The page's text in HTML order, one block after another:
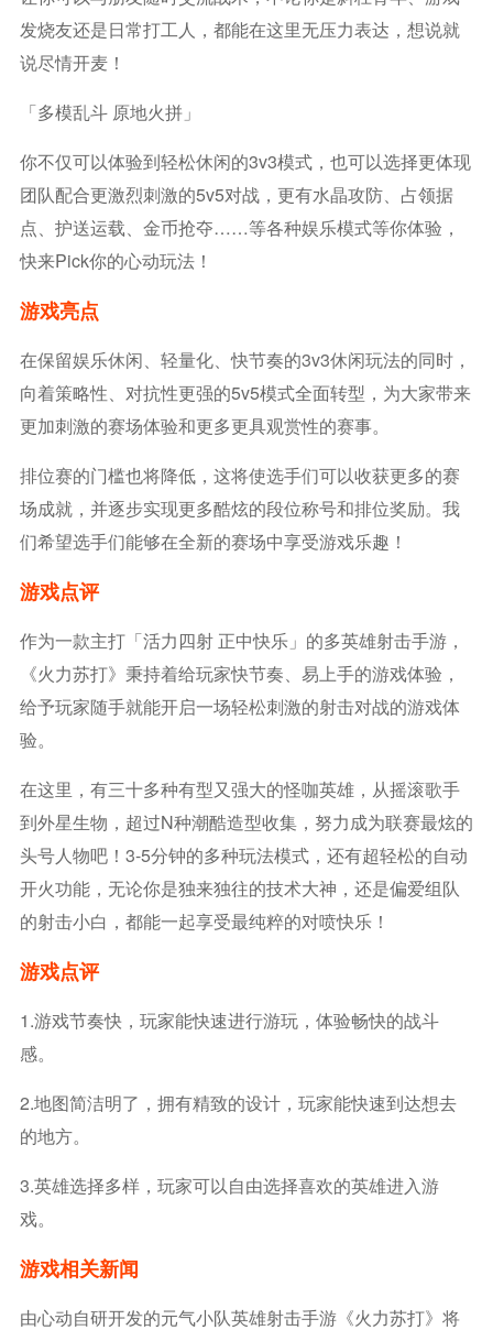
发烧友还是日常打工人，都能在这里无压力表达，想说就
说尽情开麦！
「多模乱斗 原地火拼」
你不仅可以体验到轻松休闲的3v3模式，也可以选择更体现
团队配合更激烈刺激的5v5对战，更有水晶攻防、占领据
点、护送运载、金币抢夺……等各种娱乐模式等你体验，
快来pick你的心动玩法！
游戏亮点
在保留娱乐休闲、轻量化、快节奏的3v3休闲玩法的同时，
向着策略性、对抗性更强的5v5模式全面转型，为大家带来
更加刺激的赛场体验和更多更具观赏性的赛事。
排位赛的门槛也将降低，这将使选手们可以收获更多的赛
场成就，并逐步实现更多酷炫的段位称号和排位奖励。我
们希望选手们能够在全新的赛场中享受游戏乐趣！
游戏点评
作为一款主打「活力四射 正中快乐」的多英雄射击手游，
《火力苏打》秉持着给玩家快节奏、易上手的游戏体验，
给予玩家随手就能开启一场轻松刺激的射击对战的游戏体
验。
在这里，有三十多种有型又强大的怪咖英雄，从摇滚歌手
到外星生物，超过N种潮酷造型收集，努力成为联赛最炫的
头号人物吧！3-5分钟的多种玩法模式，还有超轻松的自动
开火功能，无论你是独来独往的技术大神，还是偏爱组队
的射击小白，都能一起享受最纯粹的对喷快乐！
游戏点评
1.游戏节奏快，玩家能快速进行游玩，体验畅快的战斗
感。
2.地图简洁明了，拥有精致的设计，玩家能快速到达想去
的地方。
3.英雄选择多样，玩家可以自由选择喜欢的英雄进入游
戏。
游戏相关新闻
由心动自研开发的元气小队英雄射击手游《火力苏打》将